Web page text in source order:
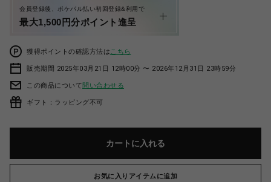
会員登録後、ポケパル払い初回登録&利用で
最大1,500円分ポイント進呈
獲得ポイントの確認方法は こちら
販売期間 2025年03月21日 12時00分 〜 2026年12月31日 23時59分
この商品について問い合わせる
ギフト：ラッピング不可
カートに入れる
お気に入りアイテムに追加